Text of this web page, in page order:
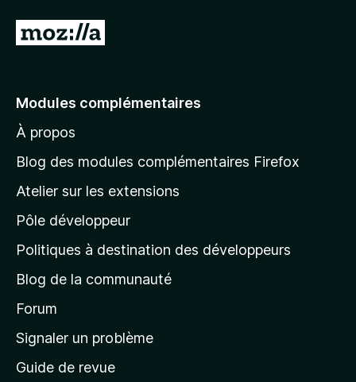
A
e
à
l
p
a
g
d
a
c
Modules complémentaires
À propos
Blog des modules complémentaires Firefox
Atelier sur les extensions
Pôle développeur
Politiques à destination des développeurs
Blog de la communauté
Forum
Signaler un problème
Guide de revue